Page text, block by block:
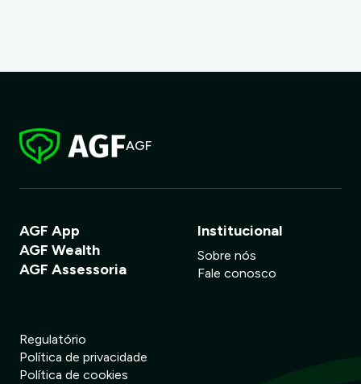
AGF
AGF App
AGF Wealth
AGF Assessoria
Institucional
Sobre nós
Fale conosco
Regulatório
Política de privacidade
Política de cookies